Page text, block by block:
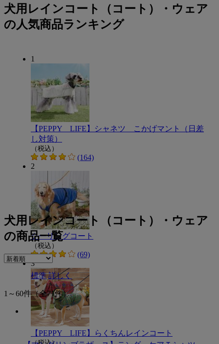
犬用レインコート（コート）・ウェア
の人気商品ランキング
1
【PEPPY LIFE】シャネツ こかげマント（日差
し対策）
（税込）
(164)
2
クーリングコート
（税込）
(69)
3
【PEPPY LIFE】らくちんレインコート
犬用レインコート（コート）・ウェア
の商品一覧
標準 詳しく
1～60件（全71件）